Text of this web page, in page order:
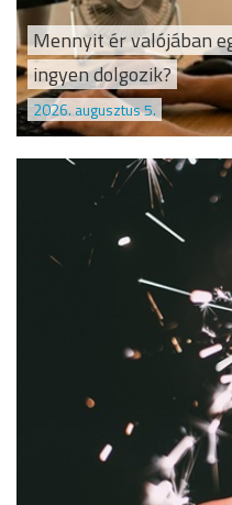
Mennyit ér valójában
ingyen dolgozik?
2026. augusztus 5.